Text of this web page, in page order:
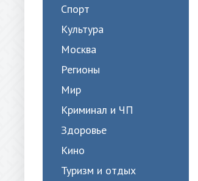
Спорт
Культура
Москва
Регионы
Мир
Криминал и ЧП
Здоровье
Кино
Туризм и отдых